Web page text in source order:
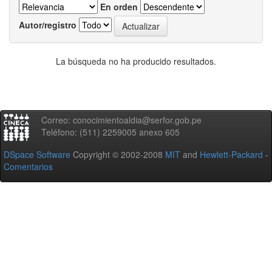
En orden
Autor/registro
La búsqueda no ha producido resultados.
Correo: conocimientoaldia@serfor.gob.pe
Teléfono: (511) 2259005 anexo 605
DSpace Software Copyright © 2002-2008 MIT and Hewlett-Packard -
Comentarios